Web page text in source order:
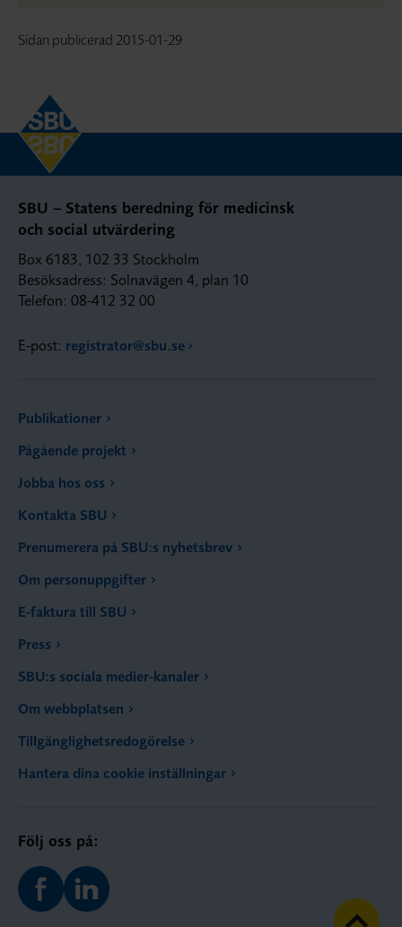
Sidan publicerad 2015-01-29
SBU – Statens beredning för medicinsk
och social utvärdering
Box 6183, 102 33 Stockholm
Besöksadress: Solnavägen 4, plan 10
Telefon: 08-412 32 00
E-post: registrator@sbu.se
Publikationer
Pågående projekt
Jobba hos oss
Kontakta SBU
Prenumerera på SBU:s nyhetsbrev
Om personuppgifter
E-faktura till SBU
Press
SBU:s sociala medier-kanaler
Om webbplatsen
Tillgänglighetsredogörelse
Hantera dina cookie inställningar
Följ oss på: